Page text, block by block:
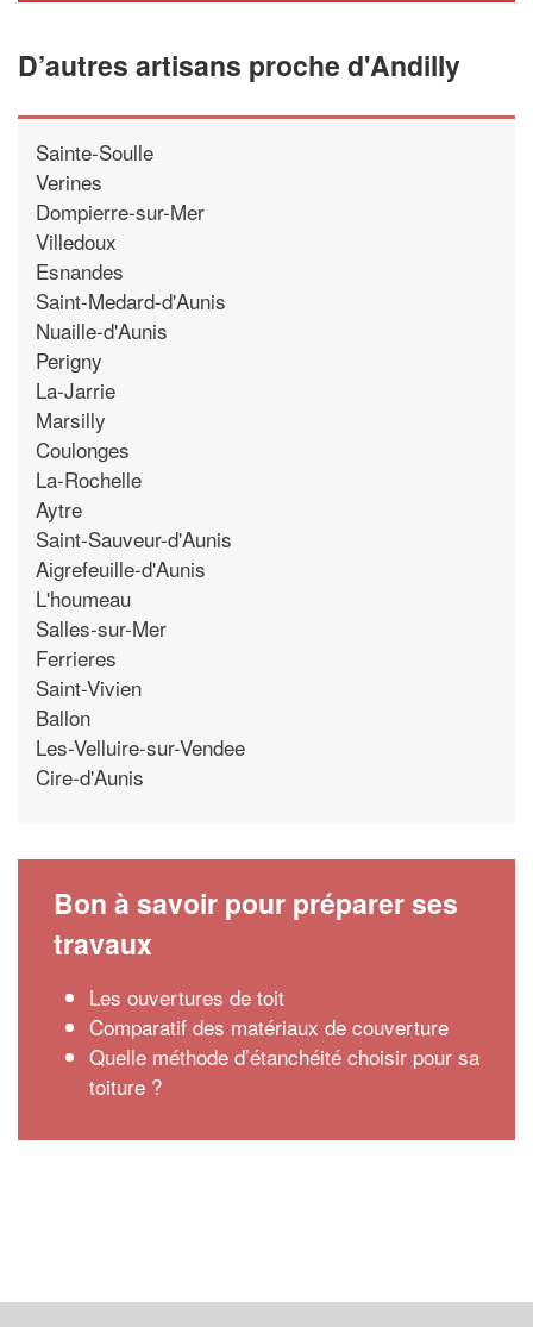
D’autres artisans proche d'Andilly
Sainte-Soulle
Verines
Dompierre-sur-Mer
Villedoux
Esnandes
Saint-Medard-d'Aunis
Nuaille-d'Aunis
Perigny
La-Jarrie
Marsilly
Coulonges
La-Rochelle
Aytre
Saint-Sauveur-d'Aunis
Aigrefeuille-d'Aunis
L'houmeau
Salles-sur-Mer
Ferrieres
Saint-Vivien
Ballon
Les-Velluire-sur-Vendee
Cire-d'Aunis
Bon à savoir pour préparer ses
travaux
Les ouvertures de toit
Comparatif des matériaux de couverture
Quelle méthode d’étanchéité choisir pour sa
toiture ?